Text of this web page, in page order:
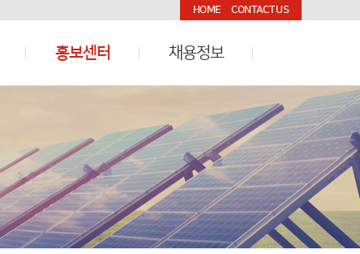
HOME CONTACT US
홍보센터 채용정보